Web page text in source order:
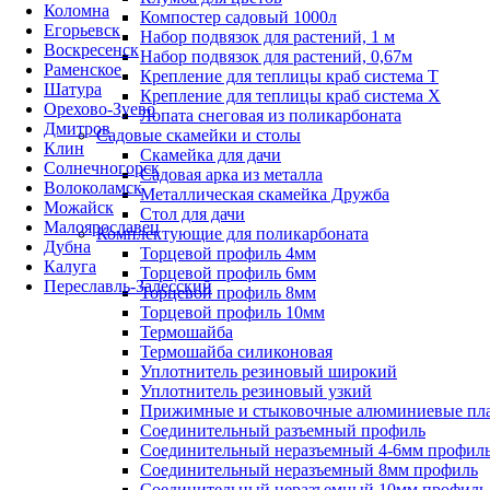
Коломна
Егорьевск
Воскресенск
Раменское
Шатура
Орехово-Зуево
Дмитров
Клин
Солнечногорск
Волоколамск
Можайск
Малоярославец
Дубна
Калуга
Переславль-Залесский
Компостер садовый 1000л
Набор подвязок для растений, 1 м
Набор подвязок для растений, 0,67м
Крепление для теплицы краб система Т
Крепление для теплицы краб система Х
Лопата снеговая из поликарбоната
Садовые скамейки и столы
Скамейка для дачи
Садовая арка из металла
Металлическая скамейка Дружба
Стол для дачи
Комплектующие для поликарбоната
Торцевой профиль 4мм
Торцевой профиль 6мм
Торцевой профиль 8мм
Торцевой профиль 10мм
Термошайба
Термошайба силиконовая
Уплотнитель резиновый широкий
Уплотнитель резиновый узкий
Прижимные и стыковочные алюминиевые
Соединительный разъемный профиль
Соединительный неразъемный 4-6мм
Соединительный неразъемный 8мм профиль